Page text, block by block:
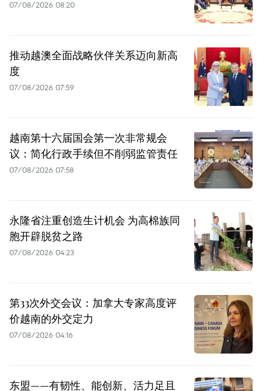
07/08/2026 08:20
推动越澳全面战略伙伴关系迈向新高
度
07/08/2026 07:59
越南第十六届国会第一次非常规会
议：简化行政手续但不削弱监管责任
07/08/2026 07:58
永隆省注重创造生计机会 为高棉族同
胞开辟脱贫之路
07/08/2026 04:23
第33次外交会议：加拿大专家高度评
价越南的外交定力
07/08/2026 04:16
东盟——有韧性、能创新、活力足且